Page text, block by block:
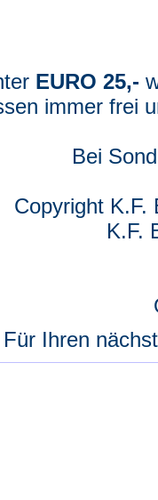
EURO 25,-
immer frei
Bei
Copyright
K.F.
Ihren